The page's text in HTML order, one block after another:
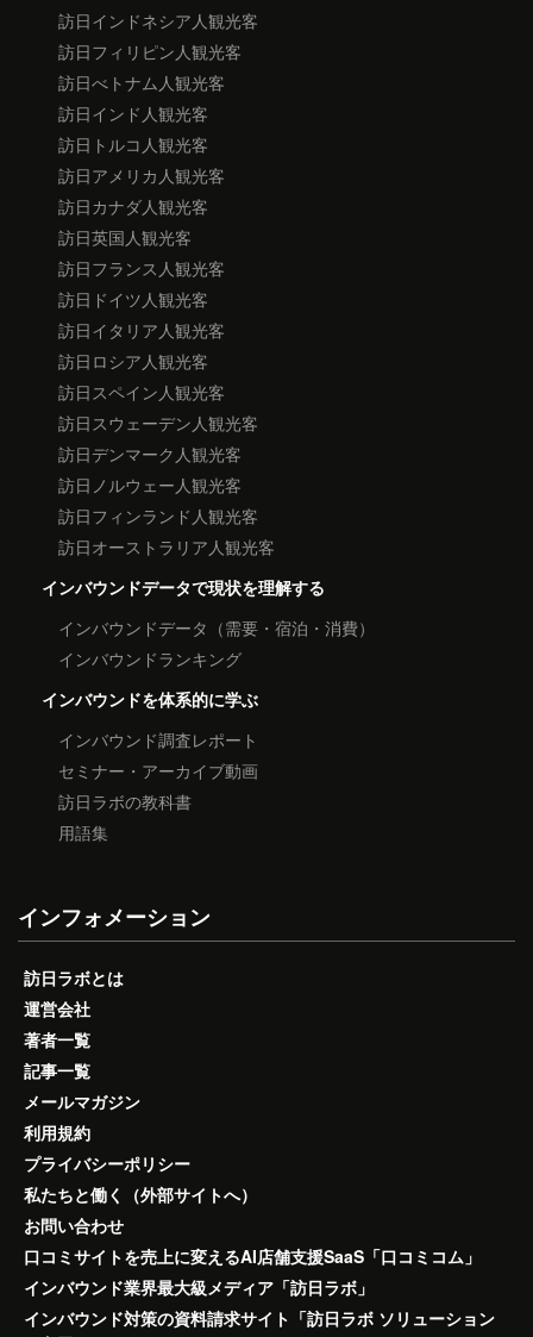
訪日インドネシア人観光客
訪日フィリピン人観光客
訪日べトナム人観光客
訪日インド人観光客
訪日トルコ人観光客
訪日アメリカ人観光客
訪日カナダ人観光客
訪日英国人観光客
訪日フランス人観光客
訪日ドイツ人観光客
訪日イタリア人観光客
訪日ロシア人観光客
訪日スペイン人観光客
訪日スウェーデン人観光客
訪日デンマーク人観光客
訪日ノルウェー人観光客
訪日フィンランド人観光客
訪日オーストラリア人観光客
インバウンドデータで現状を理解する
インバウンドデータ（需要・宿泊・消費）
インバウンドランキング
インバウンドを体系的に学ぶ
インバウンド調査レポート
セミナー・アーカイブ動画
訪日ラボの教科書
用語集
インフォメーション
訪日ラボとは
運営会社
著者一覧
記事一覧
メールマガジン
利用規約
プライバシーポリシー
私たちと働く（外部サイトへ）
お問い合わせ
口コミサイトを売上に変えるAI店舗支援SaaS「口コミコム」
インバウンド業界最大級メディア「訪日ラボ」
インバウンド対策の資料請求サイト「訪日ラボ ソリューション